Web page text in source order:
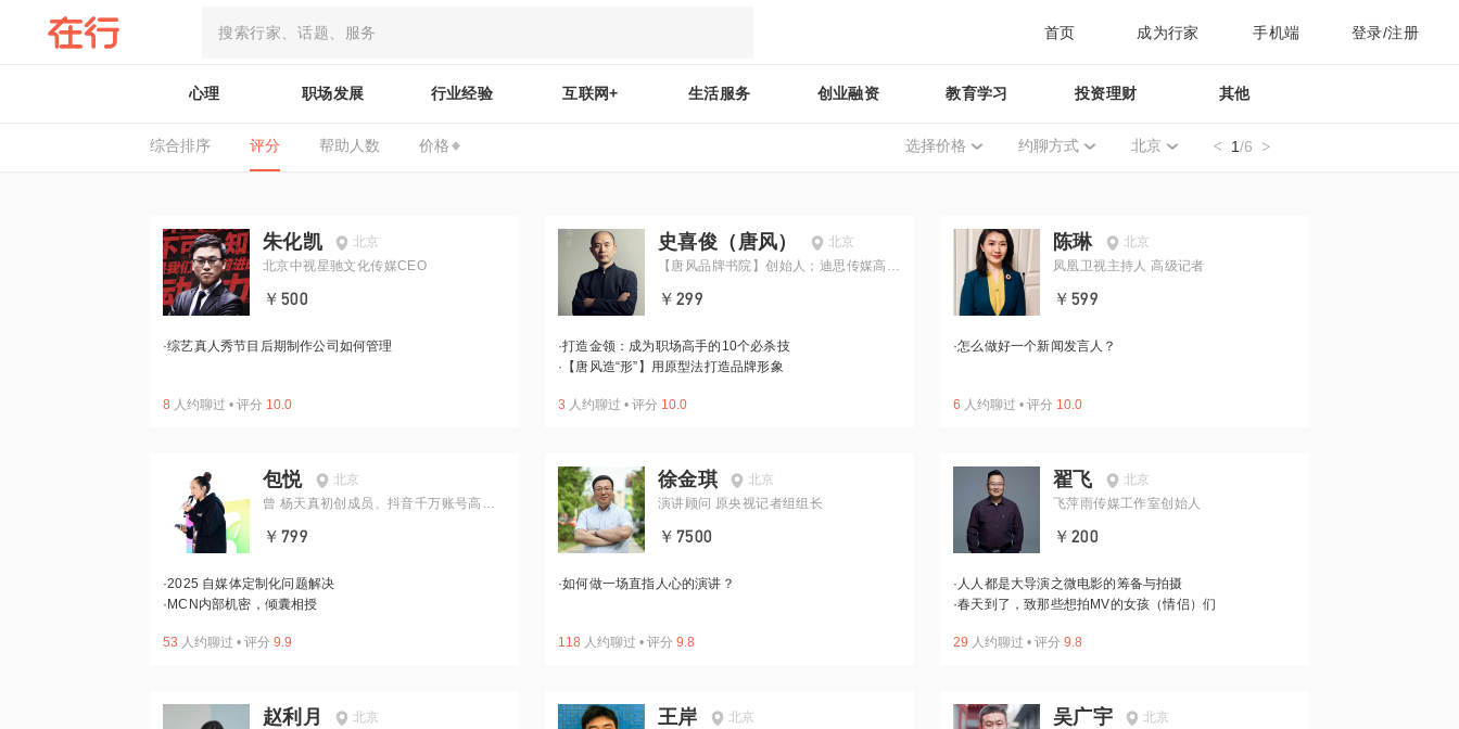
首页 成为行家 手机端 登录/注册
心理 职场发展 行业经验 互联网+ 生活服务 创业融资 教育学习 投资理财 其他
综合排序 评分 帮助人数 价格 选择价格 约聊方式 北京 1/6
朱化凯
北京
北京中视星驰文化传媒CEO
￥500
·综艺真人秀节目后期制作公司如何管理
8 人约聊过 • 评分 10.0
史喜俊（唐风）
北京
【唐风品牌书院】创始人；迪思传媒高级
￥299
·打造金领：成为职场高手的10个必杀技
· 【唐风造“形”】用原型法打造品牌形象
3 人约聊过 • 评分 10.0
陈琳
北京
凤凰卫视主持人 高级记者
￥599
·怎么做好一个新闻发言人？
6 人约聊过 • 评分 10.0
包悦
北京
曾 杨天真初创成员、抖音千万账号高级
￥799
·2025 自媒体定制化问题解决
· MCN内部机密，倾囊相授
53 人约聊过 • 评分 9.9
徐金琪
北京
演讲顾问 原央视记者组组长
￥7500
·如何做一场直指人心的演讲？
118 人约聊过 • 评分 9.8
翟飞
北京
飞萍雨传媒工作室创始人
￥200
· 人人都是大导演之微电影的筹备与拍摄
·春天到了，致那些想拍MV的女孩（情侣）们
29 人约聊过 • 评分 9.8
赵利月
北京
王岸
北京
吴广宇
北京